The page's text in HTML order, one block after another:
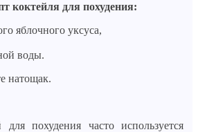
коктейля для похудения:
яблочного уксуса,
воды.
натощак.
похудения часто используется